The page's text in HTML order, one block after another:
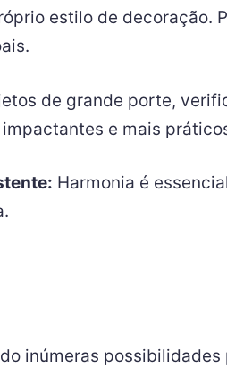
estilo de decoração.
de grande porte,
e mais
Harmonia é
inúmeras